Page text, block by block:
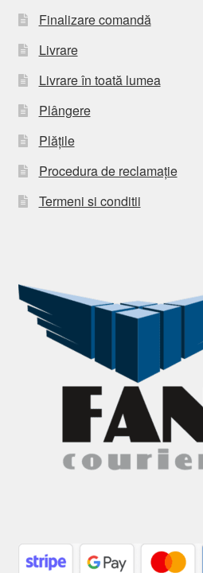
Finalizare comandă
Livrare
Livrare în toată lumea
Plângere
Plățile
Procedura de reclamație
Termeni si conditii